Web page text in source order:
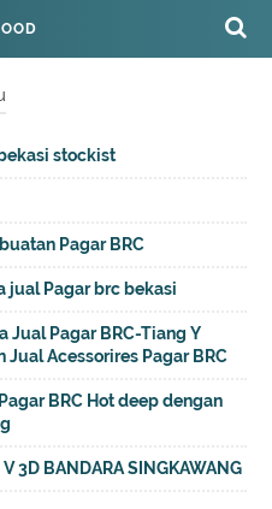
stockist
Pagar BRC
jual Pagar brc bekasi
Jual Pagar BRC-Tiang Y
Jual Acessorires Pagar BRC
BRC Hot deep dengan
V 3D BANDARA SINGKAWANG